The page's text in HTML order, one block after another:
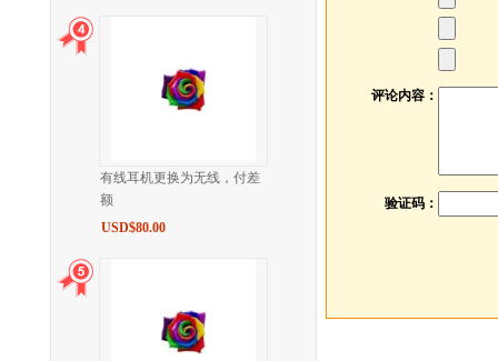
有线耳机更换为无线，付差
额
USD$80.00
评论内容：
验证码：